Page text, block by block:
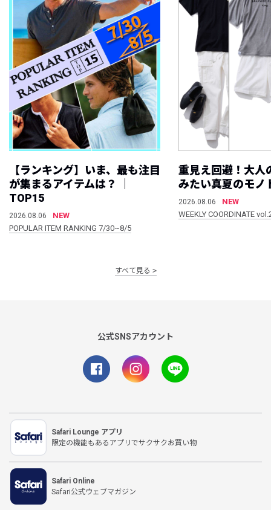
【ランキング】いま、最も注目
が集まるアイテムは？ ｜
TOP15
2026.08.06
NEW
POPULAR ITEM RANKING 7/30~8/5
重見え回避！大人
みたい真夏のモノ
2026.08.06
NEW
WEEKLY COORDINATE
すべて見る
公式SNSアカウント
Safari Lounge アプリ
限定の機能もあるアプリでサクサクお買い物
Safari Online
Safari公式ウェブマガジン